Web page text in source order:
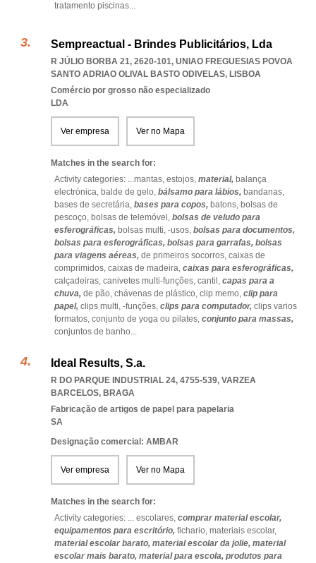
tratamento piscinas...
Sempreactual - Brindes Publicitários, Lda
R JÚLIO BORBA 21, 2620-101, UNIAO FREGUESIAS POVOA
SANTO ADRIAO OLIVAL BASTO ODIVELAS, LISBOA
Comércio por grosso não especializado
LDA
Ver empresa Ver no Mapa
Matches in the search for:
Activity categories: ...mantas, estojos, material, balança
electrónica, balde de gelo, bálsamo para lábios, bandanas,
bases de secretária, bases para copos, batons, bolsas de
pescoço, bolsas de telemóvel, bolsas de veludo para
esferográficas, bolsas multi, -usos, bolsas para documentos,
bolsas para esferográficas, bolsas para garrafas, bolsas
para viagens aéreas, de primeiros socorros, caixas de
comprimidos, caixas de madeira, caixas para esferográficas,
calçadeiras, canivetes multi-funções, cantil, capas para a
chuva, de pão, chávenas de plástico, clip memo, clip para
papel, clips multi, -funções, clips para computador, clips varios
formatos, conjunto de yoga ou pilates, conjunto para massas,
conjuntos de banho...
Ideal Results, S.a.
R DO PARQUE INDUSTRIAL 24, 4755-539, VARZEA
BARCELOS, BRAGA
Fabricação de artigos de papel para papelaria
SA
Designação comercial: AMBAR
Ver empresa Ver no Mapa
Matches in the search for:
Activity categories: ... escolares, comprar material escolar,
equipamentos para escritório, fichario, materiais escolar,
material escolar barato, material escolar da jolie, material
escolar mais barato, material para escola, produtos para